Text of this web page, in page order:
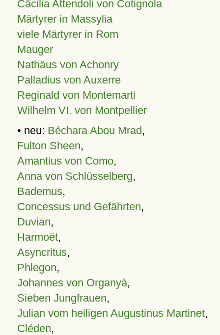
Cäcilia Attendoli von Cotignola
Märtyrer in Massylia
viele Märtyrer in Rom
Mauger
Nathäus von Achonry
Palladius von Auxerre
Reginald von Montemarti
Wilhelm VI. von Montpellier
• neu: Béchara Abou Mrad,
Fulton Sheen,
Amantius von Como,
Anna von Schlüsselberg,
Bademus,
Concessus und Gefährten,
Duvian,
Harmoët,
Asyncritus,
Phlegon,
Johannes von Organyà,
Sieben Jungfrauen,
Julian vom heiligen Augustinus Martinet,
Cléden,